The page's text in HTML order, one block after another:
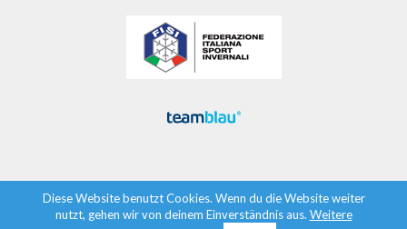
Diese Website benutzt Cookies. Wenn du die Website weiter
nutzt, gehen wir von deinem Einverständnis aus. Weitere